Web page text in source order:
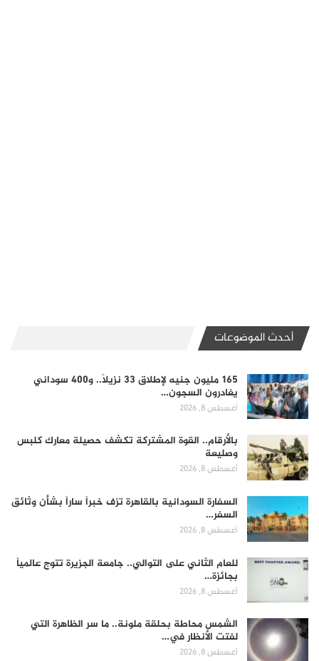
أحدث الموضوعات
165 مليون جنيه لإطلاق 33 نزيلاً.. و400 سوداني
يغادرون السجون…
أغسطس 8, 2026
بالأرقام.. القوة المشتركة تكشف حصيلة معارك كلبس
وصليعة
أغسطس 8, 2026
السفارة السودانية بالقاهرة تزف خبراً ساراً بشأن وثائق
السفر…
أغسطس 8, 2026
للعام الثاني على التوالي.. جامعة الجزيرة تتوج عالمياً
بجائزة…
أغسطس 8, 2026
الشمس محاطة بحلقة ملونة.. ما سر الظاهرة التي
لفتت الأنظار في…
أغسطس 8, 2026